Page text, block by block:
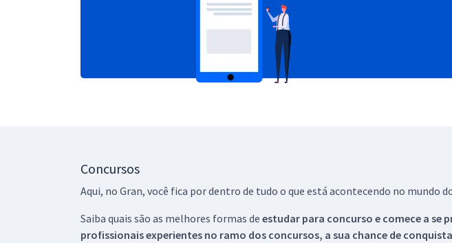
Concursos
Aqui, no Gran, você fica por dentro de tudo o que está acontecendo no mundo
Saiba quais são as melhores formas de estudar para concurso e comece a se
profissionais experientes no ramo dos concursos, a sua chance de